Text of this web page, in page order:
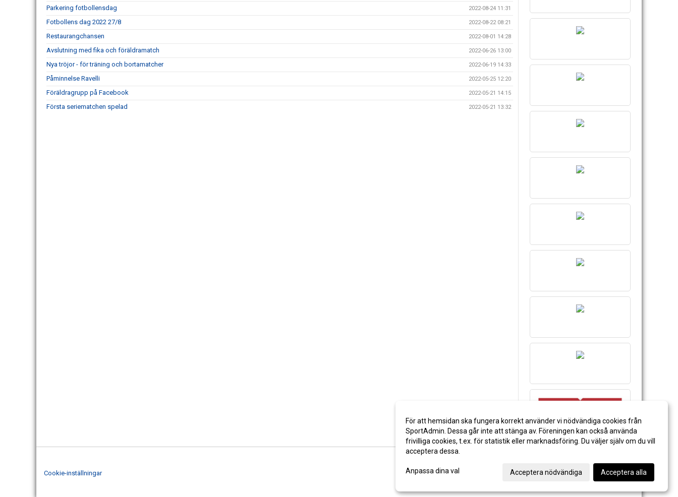
Parkering fotbollensdag 2022-08-24 11:31
Fotbollens dag 2022 27/8 2022-08-22 08:21
Restaurangchansen 2022-08-01 14:28
Avslutning med fika och föräldramatch 2022-06-26 13:00
Nya tröjor - för träning och bortamatcher 2022-06-19 14:33
Påminnelse Ravelli 2022-05-25 12:20
Föräldragrupp på Facebook 2022-05-21 14:15
Första seriematchen spelad 2022-05-21 13:32
Cookie-inställningar
För att hemsidan ska fungera korrekt använder vi nödvändiga cookies från
SportAdmin. Dessa går inte att stänga av. Föreningen kan också använda
frivilliga cookies, t.ex. för statistik eller marknadsföring. Du väljer själv om du vill
acceptera dessa.
Anpassa dina val Acceptera nödvändiga Acceptera alla